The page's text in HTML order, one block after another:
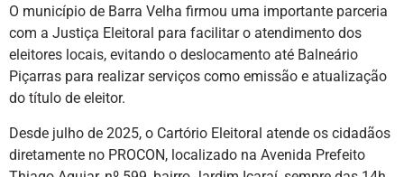
O município de Barra Velha firmou uma importante parceria
com a Justiça Eleitoral para facilitar o atendimento dos
eleitores locais, evitando o deslocamento até Balneário
Piçarras para realizar serviços como emissão e atualização
do título de eleitor.
Desde julho de 2025, o Cartório Eleitoral atende os cidadãos
diretamente no PROCON, localizado na Avenida Prefeito